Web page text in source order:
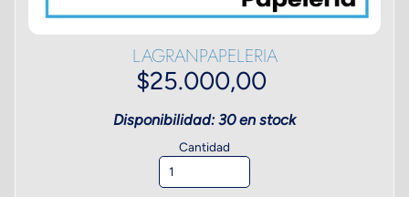
LAGRANPAPELERIA
$25.000,00
Disponibilidad: 30 en stock
Cantidad